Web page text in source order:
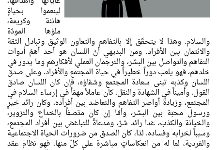
لينعموا بحياةٍ
هانئة وكريمة،
ملؤها المودّة
والسلام. وهذا لا يتحقّق إلا بالتفاهم والتعاون الوثيق وتبادل الثقة
والائتمان بين الأفراد. ومن البديهي أنّ اللسان هو أحد أهمّ أدوات
التفاهم والتواصل بين البشر، والترجمان العملي لأفكارهم وما يدور في
خلدهم، فهو يلعب دوراً خطيراً في حياة المجتمع والأفراد. وعلى صدق
اللسان وكذبه تبنى سعادة المجتمع وشقاؤه، فإن كان اللسان صادق
القول، وأميناً في الشهادة والنقل، كان عاملاً مهمّاً في إرساء السلام في
المجتمع، وزيادة أواصر التفاهم والتعاضد بين أفراده، وكان رائد خيرٍ
ورسول محبّة بين البشر، وأمّا إن كان متّصفاً بالخداع والتزوير،
والخيانة والكذب، غدا رائد شرّ، ومدعاةً للتباغض بين أفراد المجتمع،
وسبباً لخرابه وفساده. لذا، كان الصدق من ضرورات الحياة الاجتماعية
والفردية، لما له من انعكاساتٍ مباشرة على كلّ منها، فهو نظام عقد